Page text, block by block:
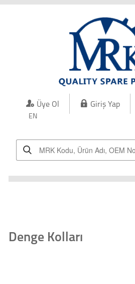
Üye Ol Giriş Yap
EN
Kurumsal
Kalite
Üretim
Denge Kolları